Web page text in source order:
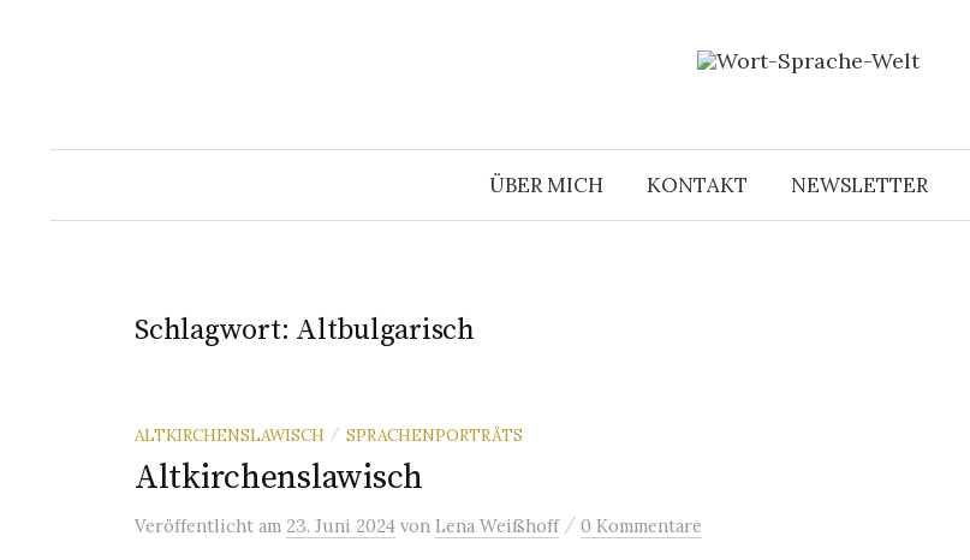
ÜBER MICH KONTAKT NEWSLETTER
Schlagwort: Altbulgarisch
ALTKIRCHENSLAWISCH / SPRACHENPORTRÄTS
Altkirchenslawisch
Veröffentlicht am 23. Juni 2024 von Lena Weißhoff / 0 Kommentare